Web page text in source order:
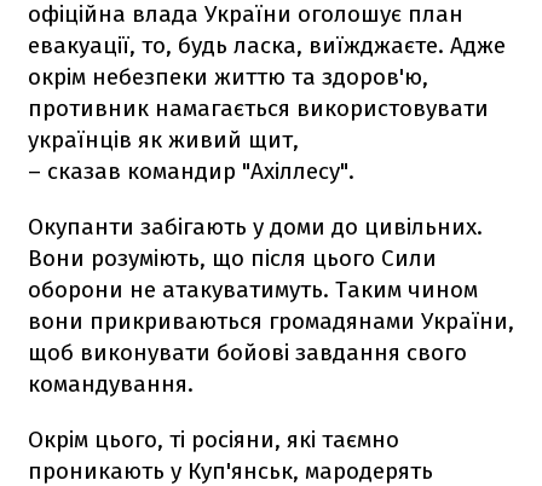
офіційна влада України оголошує план
евакуації, то, будь ласка, виїжджаєте. Адже
окрім небезпеки життю та здоров'ю,
противник намагається використовувати
українців як живий щит,
– сказав командир "Ахіллесу".
Окупанти забігають у доми до цивільних.
Вони розуміють, що після цього Сили
оборони не атакуватимуть. Таким чином
вони прикриваються громадянами України,
щоб виконувати бойові завдання свого
командування.
Окрім цього, ті росіяни, які таємно
проникають у Куп'янськ, мародерять